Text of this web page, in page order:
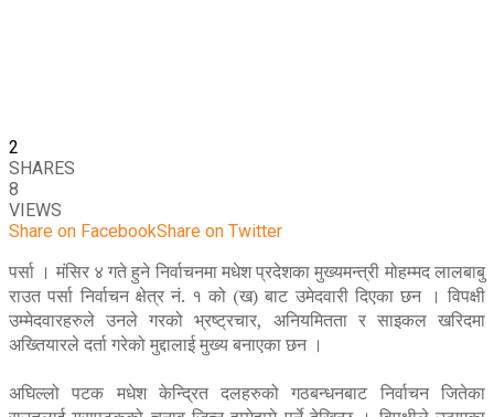
2
SHARES
8
VIEWS
Share on FacebookShare on Twitter
पर्सा । मंसिर ४ गते हुने निर्वाचनमा मधेश प्रदेशका मुख्यमन्त्री मोहम्मद लालबाबु
राउत पर्सा निर्वाचन क्षेत्र नं. १ को (ख) बाट उमेदवारी दिएका छन । विपक्षी
उम्मेदवारहरुले उनले गरको भ्रष्ट्रचार, अनियमितता र साइकल खरिदमा
अख्तियारले दर्ता गरेको मुद्दालाई मुख्य बनाएका छन ।
अघिल्लो पटक मधेश केन्द्रित दलहरुको गठबन्धनबाट निर्वाचन जितेका